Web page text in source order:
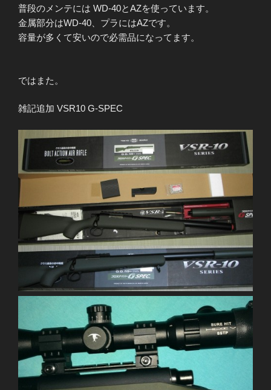
普段のメンテには WD-40とAZを使っています。
金属部分はWD-40、プラにはAZです。
容量が多くて安いので必需品になってます。
ではまた。
雑記追加 VSR10 G-SPEC